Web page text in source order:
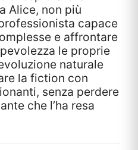
Alice, non più
capace
e affrontare
le proprie
naturale
la fiction con
senza perdere
che l’ha resa